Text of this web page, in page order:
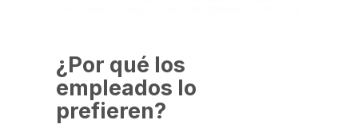
¿Por qué los
empleados lo
prefieren?